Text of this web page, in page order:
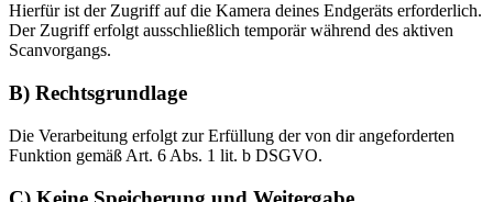
Hierfür ist der Zugriff auf die Kamera deines Endgeräts erforderlich.
Der Zugriff erfolgt ausschließlich temporär während des aktiven
Scanvorgangs.
B) Rechtsgrundlage
Die Verarbeitung erfolgt zur Erfüllung der von dir angeforderten
Funktion gemäß Art. 6 Abs. 1 lit. b DSGVO.